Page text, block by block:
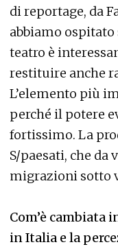
di reportage, da
abbiamo
teatro è
restituire anche
L’elemento più
perché il potere
fortissimo. La
S/paesati, che da
migrazioni sotto
Com’è cambiata
in Italia e la